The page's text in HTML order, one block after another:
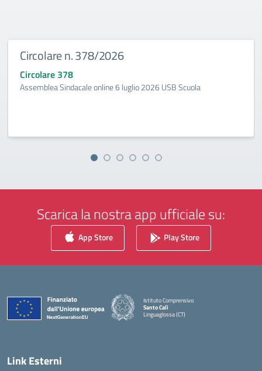
Circolare n. 378/2026
Circolare 378
Assemblea Sindacale online 6 luglio 2026 USB Scuola
Scarica la nostra app ufficiale su:
App Store Play Store
Istituto Comprensivo
Santo Calì
Linguaglossa (CT)
— Visita la pagina iniziale della scuola
Link Esterni